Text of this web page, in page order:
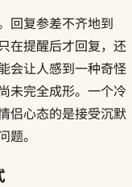
回复参差不齐地到
在提醒后才回复，还
会让人感到一种奇怪
未完全成形。一个冷
侣心态的是接受沉默
题。